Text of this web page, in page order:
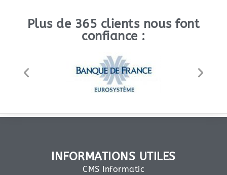
Plus de 365 clients nous font
confiance :
INFORMATIONS UTILES
CMS Informatic